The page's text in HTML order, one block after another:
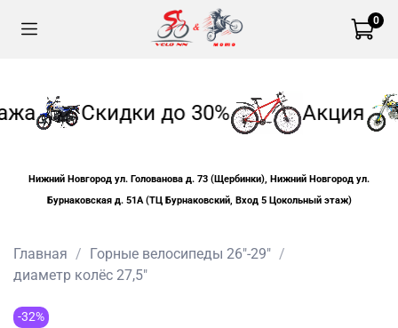
0
Скидки до 30% Акция
Нижний Новгород ул. Голованова д. 73 (Щербинки), Нижний Новгород ул.
Бурнаковская д. 51А (ТЦ Бурнаковский, Вход 5 Цокольный этаж)
Главная
Горные велосипеды 26"-29"
диаметр колёс 27,5"
-32%